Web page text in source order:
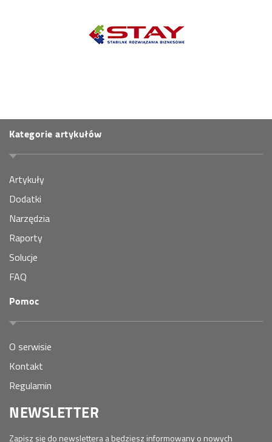
Kategorie artykułów
Artykuły
Dodatki
Narzędzia
Raporty
Solucje
FAQ
Pomoc
O serwisie
Kontakt
Regulamin
NEWSLETTER
Zapisz się do newslettera a będziesz informowany o nowych